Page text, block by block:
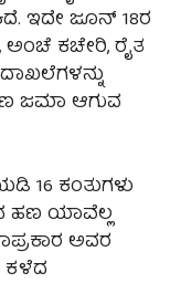
ಇದೇ ಜೂನ್ 18ರ
ಕಚೇರಿ, ರೈತ
ಜಮಾ ಆಗುವ
ಕಂತುಗಳು
ಹಣ ಯಾವೆಲ್ಲ
ಅವರ
ಕಳೆದ